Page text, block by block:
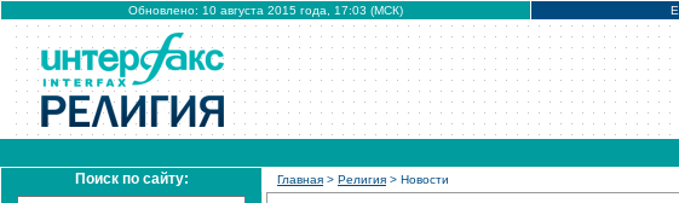
Обновлено: 10 августа 2015 года, 17:03 (МСК)
Поиск по сайту: Главная > Религия > Новости